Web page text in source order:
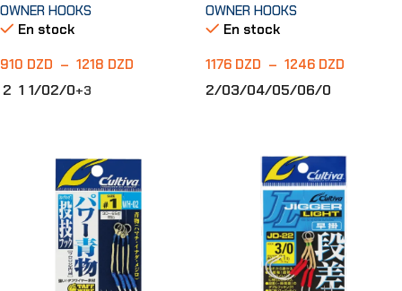
OWNER HOOKS
En stock
910 DZD – 1218 DZD
2 1 1/02/0+3
OWNER HOOKS
En stock
1176 DZD – 1246 DZD
2/03/04/05/06/0